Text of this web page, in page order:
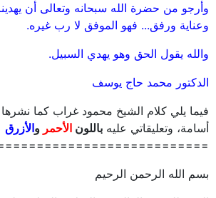
وأرجو من حضرة الله سبحانه وتعالى أن
وعناية ورفق... فهو الموفق لا رب غيره.
والله يقول الحق وهو يهدي السبيل.
الدكتور محمد حاج يوسف
فيما يلي كلام الشيخ محمود غراب كما
أسامة، وتعليقاتي عليه باللون الأحمر والأزرق
بسم الله الرحمن الرحيم